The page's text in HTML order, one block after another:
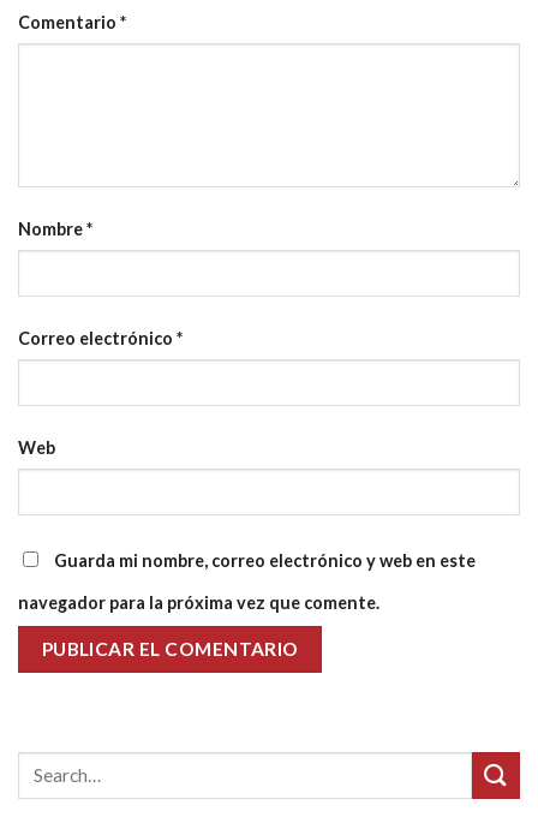
Comentario *
Nombre*
Correo electrónico *
Web
Guarda mi nombre, correo electrónico y web en este
navegador para la próxima vez que comente.